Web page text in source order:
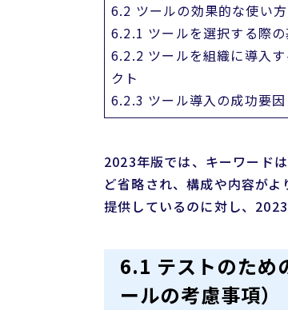
6.2 ツールの効果的な使い方
6.2.1 ツールを選択する際
6.2.2 ツールを組織に導入
クト
6.2.3 ツール導入の成功要因
2023年版では、キーワード
ど省略され、構成や内容が
提供しているのに対し、
6.1 テストのため
ールの考慮事項）